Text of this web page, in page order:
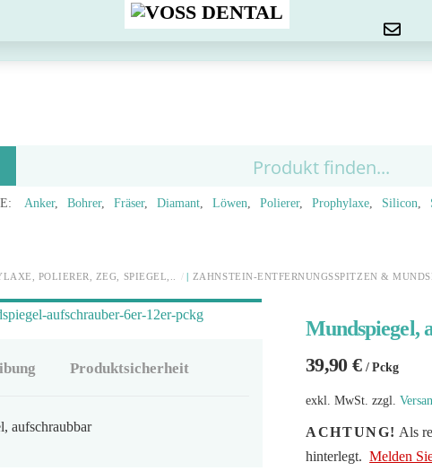
Menu
Anker Bohrer Fräser Diamant Löwen Polierer Prophylaxe Silicon
POLIERER, ZEG, SPIEGEL,.. ZAHNSTEIN-ENTFERNUNGSSPITZEN &
Mundspiegel,
39,90€ / Pckg
exkl. MwSt. zzgl.
ACHTUNG! Als
hinterlegt.Melden
Produktsicherheit
aufschraubbar